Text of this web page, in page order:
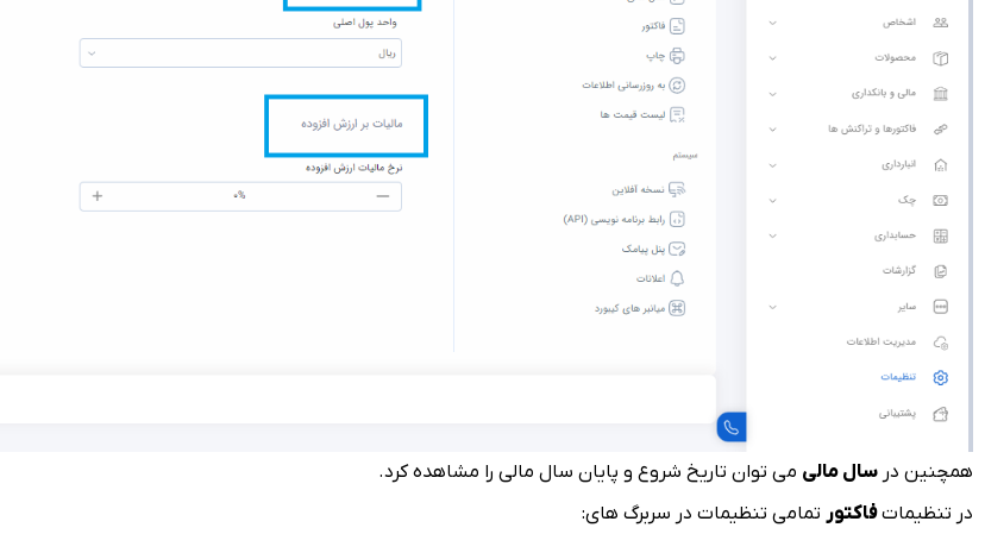
همچنین در سال مالی می توان تاریخ شروع و پایان سال مالی را مشاهده کرد.
در تنظیماتفاکتور تمامی تنظیمات در سربرگ های: